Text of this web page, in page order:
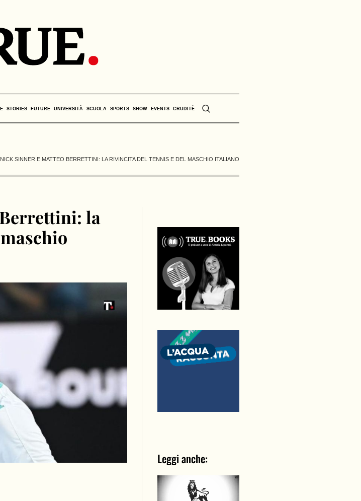
STORIES FUTURE UNIVERSITÀ SCUOLA SPORTS SHOW EVENTS CRUDITÈ
SINNER E MATTEO BERRETTINI: LA RIVINCITA DEL TENNIS E DEL MASCHIO ITALIANO
la
Leggi anche: